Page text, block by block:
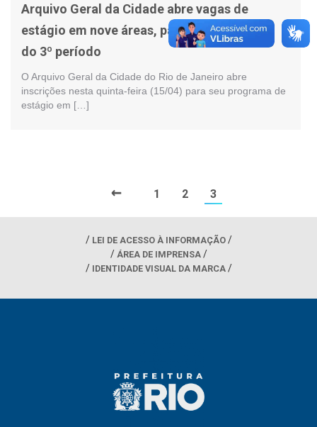
Arquivo Geral da Cidade abre vagas de
estágio em nove áreas, para alunos a partir
do 3º período
O Arquivo Geral da Cidade do Rio de Janeiro abre
inscrições nesta quinta-feira (15/04) para seu programa de
estágio em […]
← 1 2 3
LEI DE ACESSO À INFORMAÇÃO
ÁREA DE IMPRENSA
IDENTIDADE VISUAL DA MARCA